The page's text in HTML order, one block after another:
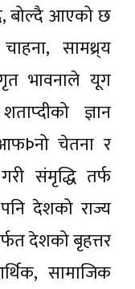
बोल्दै आएको छ
सामथ्र्य
भावनाले यूग
ज्ञान
चेतना र
संमृद्धि तर्फ
देशको राज्य
देशको बृहत्तर
सामाजिक